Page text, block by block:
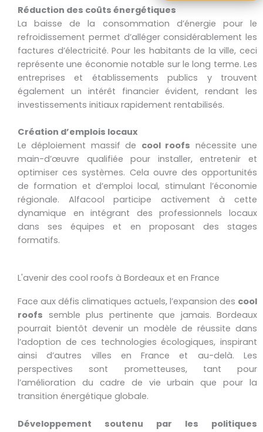
Réduction des coûts énergétiques
La baisse de la consommation d’énergie pour le
refroidissement permet d’alléger considérablement les
factures d’électricité. Pour les habitants de la ville, ceci
représente une économie notable sur le long terme. Les
entreprises et établissements publics y trouvent
également un intérêt financier évident, rendant les
investissements initiaux rapidement rentabilisés.
Création d’emplois locaux
Le déploiement massif de cool roofs nécessite une
main-d’œuvre qualifiée pour installer, entretenir et
optimiser ces systèmes. Cela ouvre des opportunités
de formation et d’emploi local, stimulant l’économie
régionale. Alfacool participe activement à cette
dynamique en intégrant des professionnels locaux
dans ses équipes et en proposant des stages
formatifs.
L'avenir des cool roofs à Bordeaux et en France
Face aux défis climatiques actuels, l’expansion des cool
roofs semble plus pertinente que jamais. Bordeaux
pourrait bientôt devenir un modèle de réussite dans
l’adoption de ces technologies écologiques, inspirant
ainsi d’autres villes en France et au-delà. Les
perspectives sont prometteuses, tant pour
l’amélioration du cadre de vie urbain que pour la
transition énergétique globale.
Développement soutenu par les politiques